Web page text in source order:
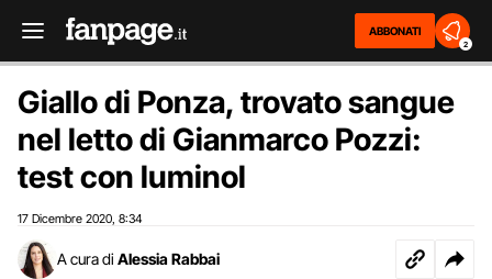
ABBONATI
2
Giallo di Ponza, trovato sangue
nel letto di Gianmarco Pozzi:
test con luminol
17 Dicembre 2020 8:34
A cura di Alessia Rabbai